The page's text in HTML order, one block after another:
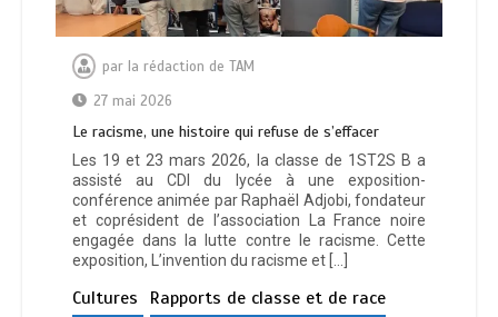
par la rédaction de TAM
27 mai 2026
Le racisme, une histoire qui refuse de s’effacer
Les 19 et 23 mars 2026, la classe de 1ST2S B a
assisté au CDI du lycée à une exposition-
conférence animée par Raphaël Adjobi, fondateur
et coprésident de l’association La France noire
engagée dans la lutte contre le racisme. Cette
exposition, L’invention du racisme et […]
Cultures
Rapports de classe et de race